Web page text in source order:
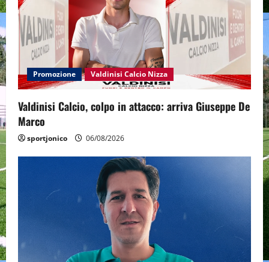
Promozione Valdinisi Calcio Nizza
Valdinisi Calcio, colpo in attacco: arriva Giuseppe De
Marco
sportjonico 06/08/2026